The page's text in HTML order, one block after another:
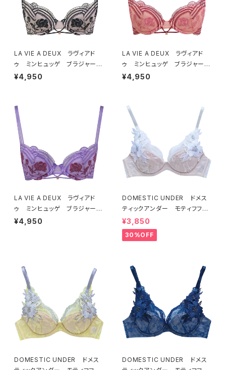
LA VIE A DEUX ラヴィアド
ゥ ミンヒュッゲ ブラジャー
（ブラック）BRA BLACK 2249
¥4,950
LA VIE A DEUX ラヴィアド
ゥ ミンヒュッゲ ブラジャー
（ヒュッゲオレンジ）BRA HYGG
¥4,950
LA VIE A DEUX ラヴィアド
ゥ ミンヒュッゲ ブラジャー
（ライラック）BRA LILAC 2249
¥4,950
DOMESTIC UNDER ドメス
ティックアンダー モティフフル
ール ブラジャー（オフホワイ
ト）D2255
¥3,850
30%OFF
DOMESTIC UNDER ドメス
DOMESTIC UNDER ドメス